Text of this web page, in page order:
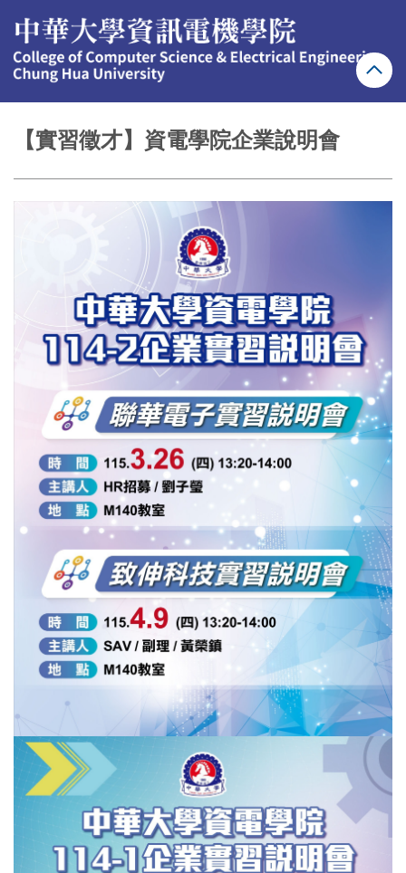
到
主
要
【實習徵才】資電學院企業說明會